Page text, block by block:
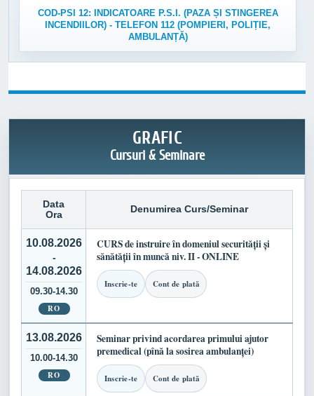
COD-PSI 12: INDICATOARE P.S.I. (PAZA ȘI STINGEREA
INCENDIILOR) - TELEFON 112 (POMPIERI, POLIȚIE,
AMBULANȚĂ)
GRAFIC
Cursuri & Seminare
Data
Ora
Denumirea Curs/Seminar
10.08.2026
-
14.08.2026
09.30-14.30
RO
CURS de instruire în domeniul securității și
sănătății în muncă niv. II - ONLINE
Inscrie-te Cont de plată
13.08.2026
10.00-14.30
RO
Seminar privind acordarea primului ajutor
premedical (pînă la sosirea ambulanței)
Inscrie-te Cont de plată